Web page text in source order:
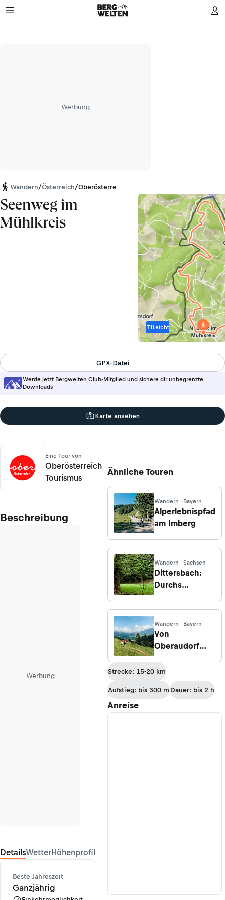
Werbung
Wandern/Österreich/Oberösterreich
Seenweg im
Mühlkreis
T1Leicht
Werde jetzt Bergwelten Club-Mitglied und sichere dir unbegrenzte
Downloads
GPX-Datei
Karte ansehen
Eine Tour von
Oberösterreich
Tourismus
Beschreibung
Werbung
DetailsWetterHöhenprofil
Beste Jahreszeit
Ganzjährig
Ähnliche Touren
Wandern · Bayern
Alperlebnispfad
am Imberg
Wandern · Sachsen
Dittersbach:
Durchs
über die
Schöne Höhe
zur
Teufelskanzel
Wandern · Bayern
Von
Oberaudorf
Strecke: 15-20 km
Aufstieg: bis 300 m Dauer: bis 2 h
Anreise